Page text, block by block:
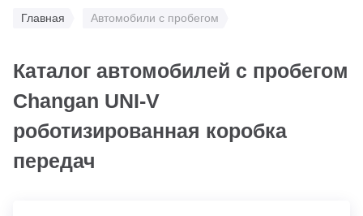
Главная Автомобили с пробегом
Каталог автомобилей с пробегом
Changan UNI-V
роботизированная коробка
передач